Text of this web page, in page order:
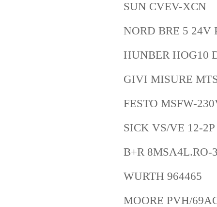
SUN CVEV-XCN
NORD BRE 5 24V
HUNBER HOG10
GIVI MISURE
FESTO MSFW-
SICK VS/VE 12-2P
B+R 8MSA4L.RO-
WURTH 964465
MOORE PVH/